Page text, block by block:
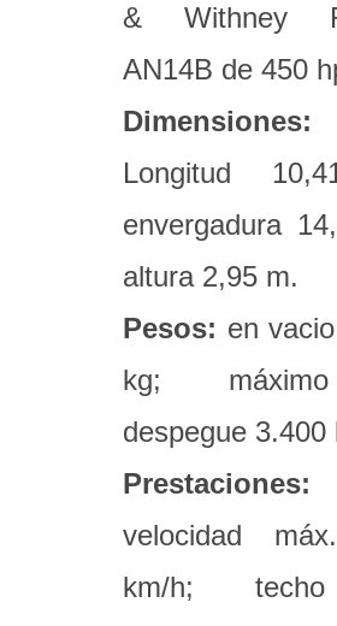
& Withney
AN14B de 450
Dimensiones:
Longitud
envergadura
altura 2,95 m.
Pesos: en
kg;
despegue 3.400
Prestaciones:
velocidad
km/h;